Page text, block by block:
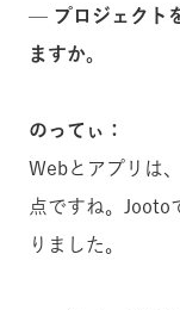
— プロジェクト
ますか。
のってぃ：
Webとアプリは
点ですね。Jooto
りました。